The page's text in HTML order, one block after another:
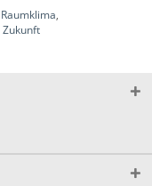
Raumklima,
Zukunft